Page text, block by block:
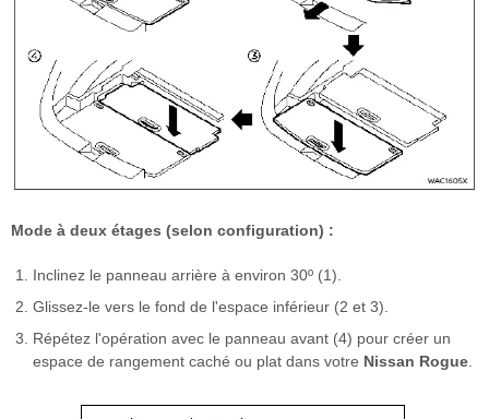
Mode à deux étages (selon configuration) :
Inclinez le panneau arrière à environ 30º (1).
Glissez-le vers le fond de l'espace inférieur (2 et 3).
Répétez l'opération avec le panneau avant (4) pour créer un
espace de rangement caché ou plat dans votre Nissan Rogue